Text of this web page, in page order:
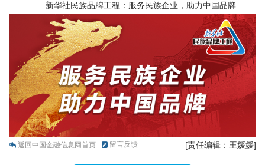
新华社民族品牌工程：服务民族企业，助力中国品牌
返回中国金融信息网首页 留言反馈 [责任编辑：王媛媛]